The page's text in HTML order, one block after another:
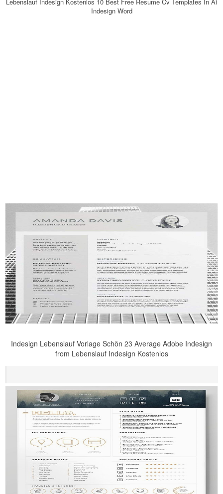
Indesign Word
Indesign Lebenslauf Vorlage Schön 23 Average Adobe Indesign
from Lebenslauf Indesign Kostenlos